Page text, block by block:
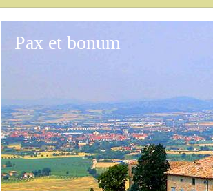
Pax et bonum